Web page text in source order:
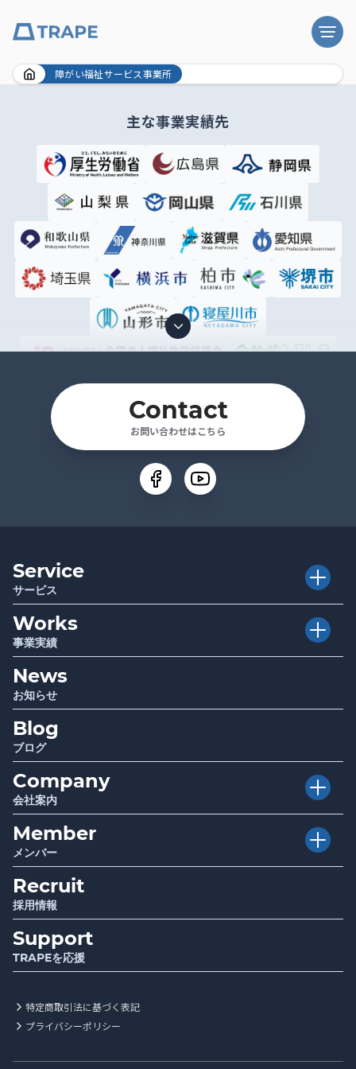
Skip
障がい福祉サービス事業所
主な事業実績先
Contact
お問い合わせはこちら
Service
サービス
Executive Club
Club TRAPE クラブトラピ
Sociwell
Infrastructure
Works
事業実績
Project
Seminar 講演 / セミナー
Report
News
お知らせ
Blog
ブログ
Company
会社案内
Vision 目指す世界
Mission 使命
Value
Message
Information 会社情報
Member
メンバー
Story ストーリー
Recruit
採用情報
Support
TRAPEを応援
特定商取引法に基づく表記
プライバシーポリシー